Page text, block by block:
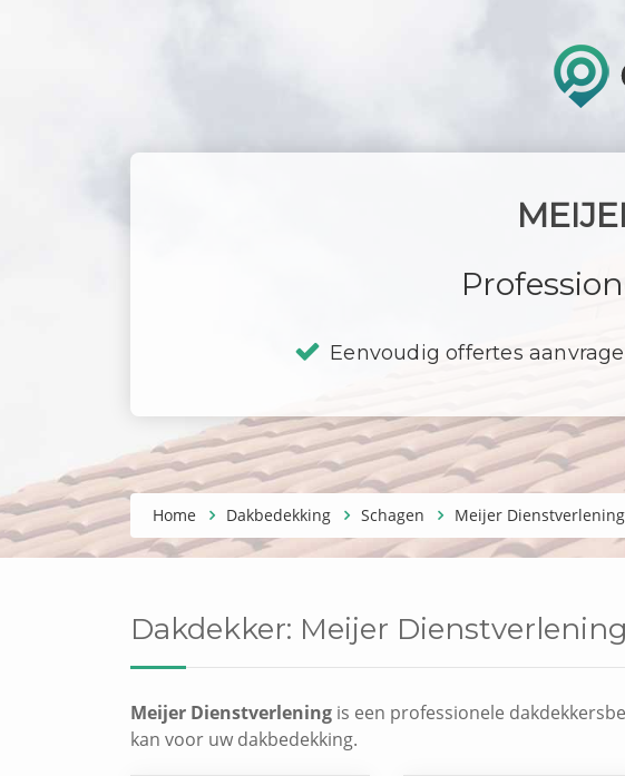
Eenvoudig offertes
Home Dakbedekking Schagen Meijer Dienstverlening
Dakdekker: Meijer Dienstverlening
Meijer Dienstverlening is een professionele
kan voor uw dakbedekking.